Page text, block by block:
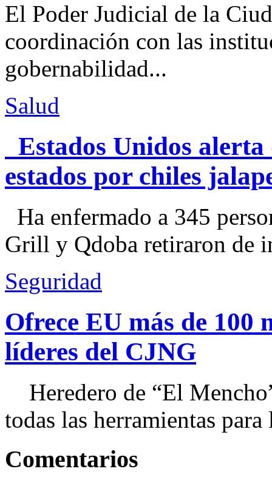
El Poder Judicial de la
coordinación con las
gobernabilidad...
Salud
Estados Unidos alerta
estados por chiles
Ha enfermado a 345
Grill y Qdoba retiraron de
Seguridad
Ofrece EU más de 100
líderes del CJNG
Heredero de “El
todas las herramientas
Comentarios